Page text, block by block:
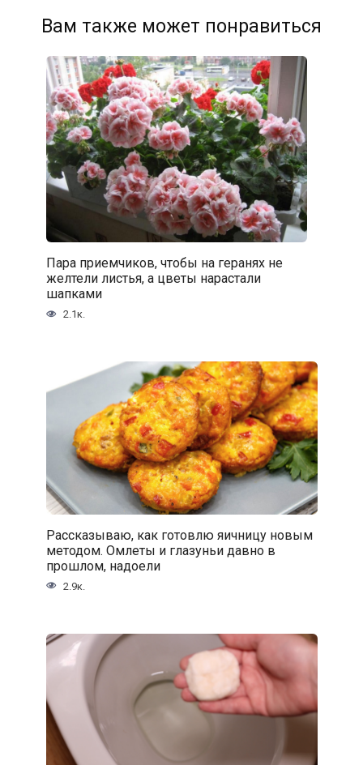
Вам также может понравиться
Пара приемчиков, чтобы на геранях не
желтели листья, а цветы нарастали
шапками
2.1к.
Рассказываю, как готовлю яичницу новым
методом. Омлеты и глазуньи давно в
прошлом, надоели
2.9к.